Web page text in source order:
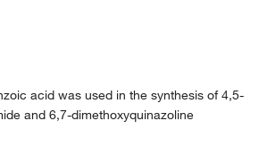
acid was used in the synthesis of 4,5-
and 6,7-dimethoxyquinazoline